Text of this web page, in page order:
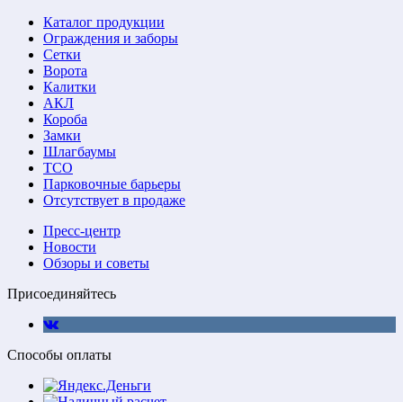
Каталог продукции
Ограждения и заборы
Сетки
Ворота
Калитки
АКЛ
Короба
Замки
Шлагбаумы
ТСО
Парковочные барьеры
Отсутствует в продаже
Пресс-центр
Новости
Обзоры и советы
Присоединяйтесь
Способы оплаты